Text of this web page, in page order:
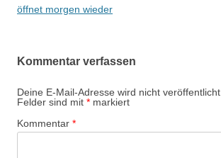
öffnet morgen wieder
Kommentar verfassen
Deine E-Mail-Adresse wird nicht veröffentlicht.
Felder sind mit * markiert
Kommentar *